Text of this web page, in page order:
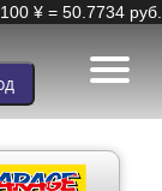
100 ¥ = 50.7734 руб.